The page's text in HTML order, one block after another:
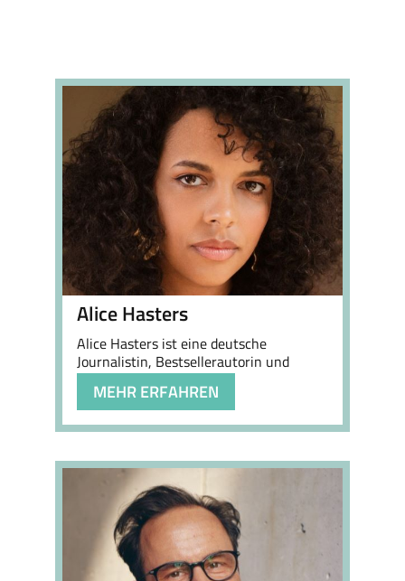
Alice Hasters
Alice Hasters ist eine deutsche
Journalistin, Bestsellerautorin und
Podcasterin und…
MEHR ERFAHREN